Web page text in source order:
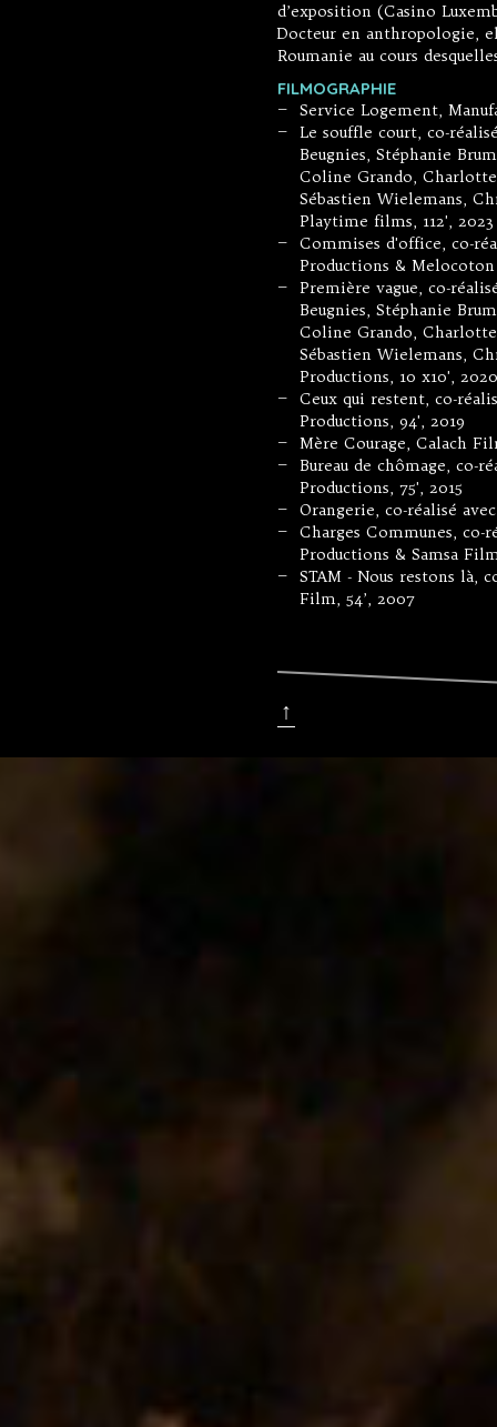
d’exposition (Casino
Docteur en anthropologie,
Roumanie au cours
FILMOGRAPHIE
— Service Logement,
—
Le souffle court, co-
Beugnies, Stéphanie
Coline Grando,
Sébastien Wielemans,
Playtime films, 112', 2023
—
Commises d'office, co-
Productions &
—
Première vague, co-
Beugnies, Stéphanie
Coline Grando,
Sébastien Wielemans,
Productions, 10 x10', 2020
—
Ceux qui restent, co-
Productions, 94', 2019
— Mère Courage, Calach
—
Bureau de chômage, co-
Productions, 75', 2015
— Orangerie, co-réalisé
—
Charges Communes,
Productions & Samsa
—
STAM - Nous restons là,
Film, 54’, 2007
↑